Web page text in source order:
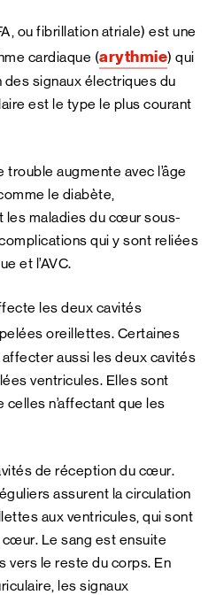
ou fibrillation atriale) est une
cardiaque (arythmie) qui
des signaux électriques du
est le type le plus courant
augmente avec l’âge
le diabète,
les maladies du cœur sous-
qui y sont reliées
et l’AVC.
les deux cavités
oreillettes. Certaines
aussi les deux cavités
ventricules. Elles sont
n’affectant que les
de réception du cœur.
assurent la circulation
aux ventricules, qui sont
cœur. Le sang est ensuite
vers le reste du corps. En
les signaux